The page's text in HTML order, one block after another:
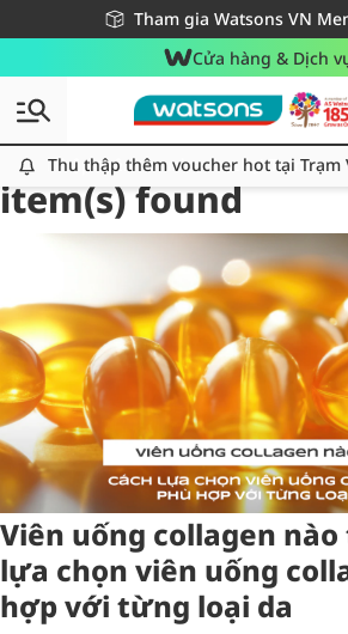
Tham gia Watsons VN
Miễn phí giao hàng cho đơn
Giao hàng nhanh 24h - Áp dụng khu
Cửa hàng & Dịch
Thu thập thêm voucher hot tại Trạm Voucher
Thu thập thêm voucher hot tại Trạm
Tag:
item(s) found
Viên uống collagen nào
lựa chọn viên uống
hợp với từng loại da